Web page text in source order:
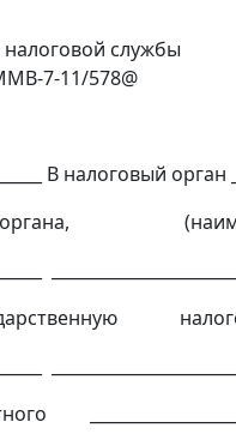
службы
7-11/578@
В налоговый орган
органа,